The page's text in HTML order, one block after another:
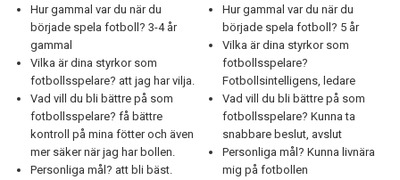
Hur gammal var du när du
började spela fotboll? 3-4 år
gammal
Vilka är dina styrkor som
fotbollsspelare? att jag har vilja.
Vad vill du bli bättre på som
fotbollsspelare? få bättre
kontroll på mina fötter och även
mer säker när jag har bollen.
Personliga mål? att bli bäst.
Hur gammal var du när du
började spela fotboll? 5 år
Vilka är dina styrkor som
fotbollsspelare?
Fotbollsintelligens, ledare
Vad vill du bli bättre på som
fotbollsspelare? Kunna ta
snabbare beslut, avslut
Personliga mål? Kunna livnära
mig på fotbollen